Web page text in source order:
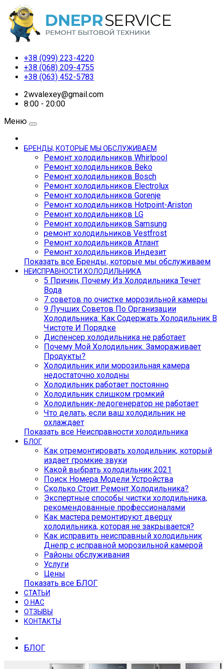
+38 (099) 223-4220
+38 (068) 209-4755
+38 (063) 452-5783
2wvalexey@gmail.com
8:00 - 20:00
Меню
БРЕНДЫ, КОТОРЫЕ МЫ ОБСЛУЖИВАЕМ
Ремонт холодильников Whirlpool
Ремонт холодильников Beko
Ремонт холодильников Bosch
Ремонт холодильников Electrolux
Ремонт холодильников Gorenje
Ремонт холодильников Hotpoint-Ariston
Ремонт холодильников LG
Ремонт холодильников Samsung
ремонт холодильников Vestfrost
Ремонт холодильников Атлант
Ремонт холодильников Индезит
Показать все Бренды, которые мы обслуживаем
НЕИСПРАВНОСТИ ХОЛОДИЛЬНИКА
5 Причин, Почему Из Холодильника Течет
Вода
7 советов по очистке морозильной камеры
9 Лучших Советов По Организации
Холодильника: Как Содержать Холодильник В
Чистоте И Порядке
Диспенсер холодильника не работает
Почему Мой Холодильник. Замораживает
Продукты?
Холодильник или морозильная камера
недостаточно холодны
Холодильник работает постоянно
Холодильник слишком громкий
Холодильник-ледогенератор не работает
Что делать, если ваш холодильник не
охлаждает
Показать все Неисправности холодильника
БЛОГ
Как отремонтировать холодильник, который
издает громкие звуки
Какой выбрать холодильник 2021
Поиск Номера Модели Устройства
Сколько Стоит Ремонт Холодильника?
Экспертные способы чистки холодильника,
рекомендованные профессионалами
Как мастера ремонтируют дверцу
холодильника, которая не закрывается?
Как исправить неисправный холодильник
Днепр с исправной морозильной камерой
Районы обслуживания
Услуги
Цены
Показать все БЛОГ
СТАТЬИ
О НАС
ОТЗЫВЫ
КОНТАКТЫ
БЛОГ